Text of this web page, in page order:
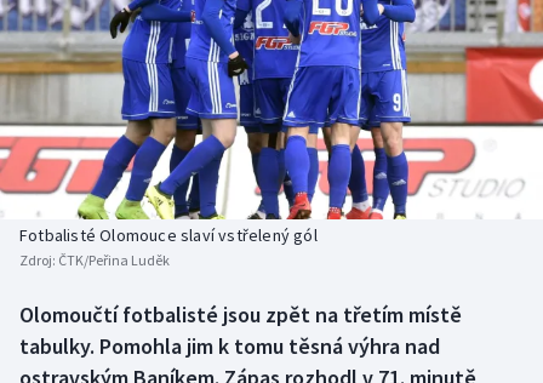
Americký fotbal
Baseball a softbal
Basketbal
Biatlon
Box
NEPŘEHLÉDNĚTE
Soutěže
Historické návraty
Aplikace ČT sport
Fotbalisté Olomouce slaví vstřelený gól
Zdroj: ČTK/Peřina Luděk
Olomoučtí fotbalisté jsou zpět na třetím místě
tabulky. Pomohla jim k tomu těsná výhra nad